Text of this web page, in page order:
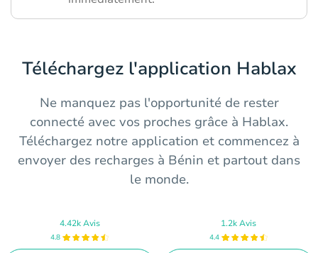
Téléchargez l'application Hablax
Ne manquez pas l'opportunité de rester
connecté avec vos proches grâce à Hablax.
Téléchargez notre application et commencez à
envoyer des recharges à Bénin et partout dans
le monde.
4.42k Avis
4.8
1.2k Avis
4.4